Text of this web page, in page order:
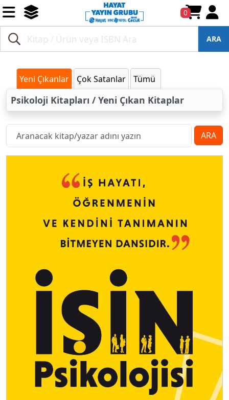
0
ARA
Yeni Çıkanlar Çok Satanlar Tümü
Psikoloji Kitapları / Yeni Çıkan Kitaplar
ARA